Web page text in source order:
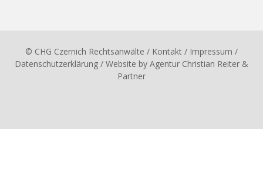
© CHG Czernich Rechtsanwälte / Kontakt / Impressum /
Datenschutzerklärung / Website by Agentur Christian Reiter &
Partner